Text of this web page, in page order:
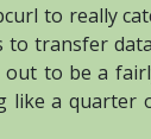
to really
to transfer
out to be a
like a quarter